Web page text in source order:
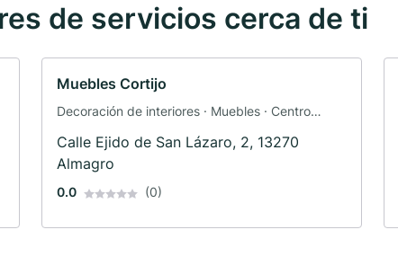
de servicios cerca de ti
Muebles Cortijo
Decoración de interiores · Muebles · Centro
Calle Ejido de San Lázaro, 2, 13270
Almagro
0.0 (0)